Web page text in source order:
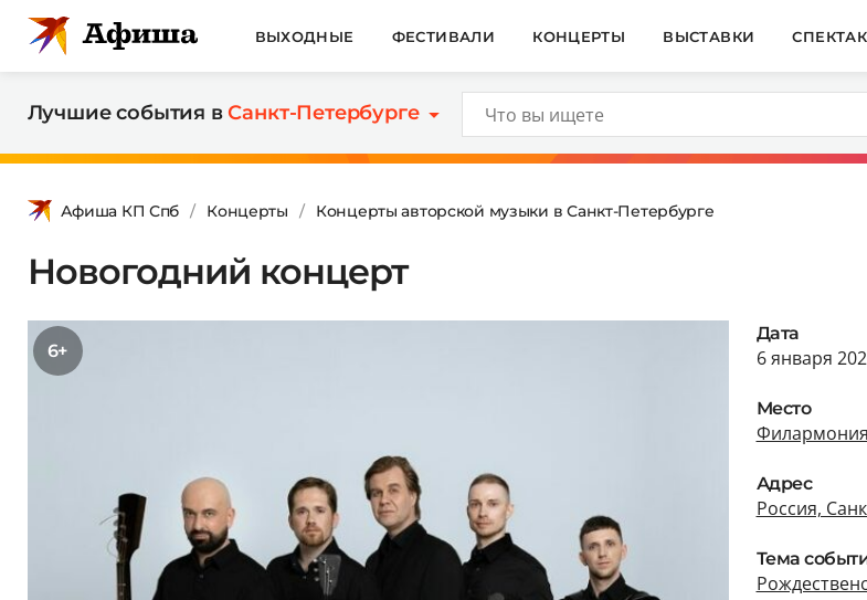
ВЫХОДНЫЕ ФЕСТИВАЛИ КОНЦЕРТЫ ВЫСТАВКИ
Лучшие события вСанкт-Петербурге
Афиша КП Спб Концерты Концерты авторской музыки в Санкт-Петербурге
Новогодний концерт
6+
Дата
6 января
Место
Филармония
Адрес
Россия,
Тема